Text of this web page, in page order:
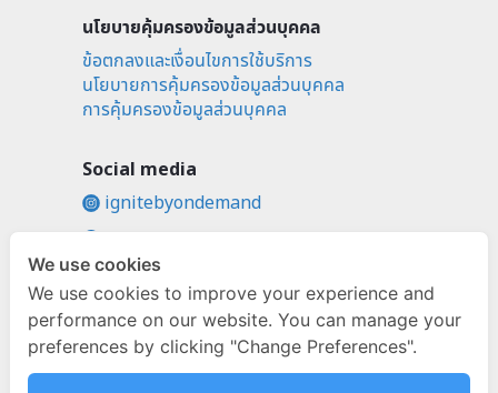
นโยบายคุ้มครองข้อมูลส่วนบุคคล
ข้อตกลงและเงื่อนไขการใช้บริการ
นโยบายการคุ้มครองข้อมูลส่วนบุคคล
การคุ้มครองข้อมูลส่วนบุคคล
Social media
ignitebyondemand
@ignitebyondemand
We use cookies
We use cookies to improve your experience and
performance on our website. You can manage your
preferences by clicking "Change Preferences".